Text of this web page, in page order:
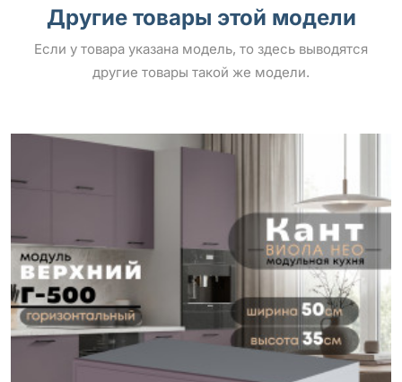
Другие товары этой модели
Если у товара указана модель, то здесь выводятся
другие товары такой же модели.